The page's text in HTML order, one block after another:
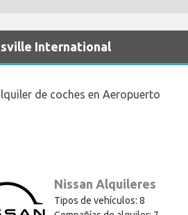
International
de coches en Aeropuerto
Nissan Alquileres
Tipos de vehículos: 8